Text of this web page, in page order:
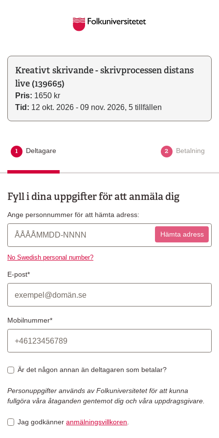
Kreativt skrivande - skrivprocessen distans
live (139665)
Pris: 1650 kr
Tid: 12 okt. 2026 - 09 nov. 2026, 5 tillfällen
1 Aktuellt steg
Deltagare 2 Betalning
Fyll i dina uppgifter för att anmäla dig
Ange personnummer för att hämta adress:
Hämta adress
No Swedish personal number?
E-post*
Mobilnummer*
Är det någon annan än deltagaren som betalar?
Personuppgifter används av Folkuniversitetet för att kunna
fullgöra våra åtaganden gentemot dig och våra uppdragsgivare.
Jag godkänneranmälningsvillkoren